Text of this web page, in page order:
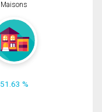
Maisons
51.63 %